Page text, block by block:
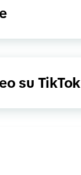
su TikTok